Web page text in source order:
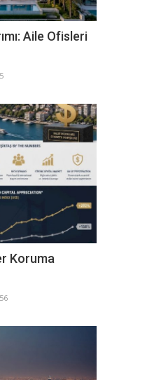
Aile Ofisleri
Koruma